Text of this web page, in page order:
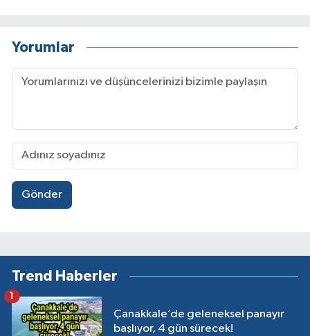
Yorumlar
Gönder
Trend Haberler
Çanakkale’de geleneksel panayır
başlıyor, 4 gün sürecek!
1